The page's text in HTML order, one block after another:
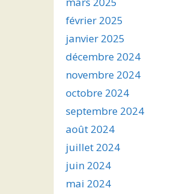
février 2025
janvier 2025
décembre 2024
novembre 2024
octobre 2024
septembre 2024
août 2024
juillet 2024
juin 2024
mai 2024